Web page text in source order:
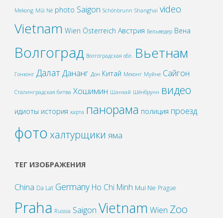
Mekong Mũi Né photo Saigon Schönbrunn Shanghai video
Vietnam Wien Österreich Австрия Бельведер Вена
Волгоград Волгоградская обл. Вьетнам
Гонконг ДалатДананг Дон Китай Меконг Муйне Сайгон
Сталинградская битва Хошимин Шанхай Шёнбрунн видео
идиоты история карта панорама полиция проезд
фотохалтурщики яма
ТЕГ ИЗОБРАЖЕНИЯ
China Da Lat Germany Ho Chi Minh Mui Ne Prague
Praha Russia Saigon Vietnam Wien Zoo